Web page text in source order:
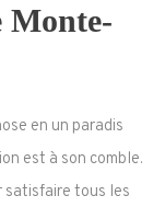
Monte-
en un paradis
est à son comble.
satisfaire tous les